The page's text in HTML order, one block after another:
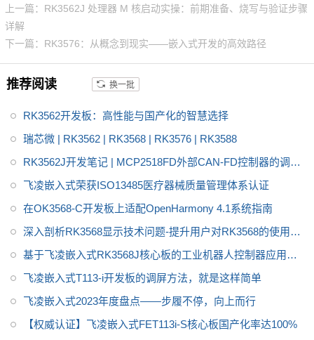
能支撑。飞凌FET3588-C核心板
经过了严苛的环境温度测试和压
力测试，确保在高端应用中能够
的rk3588开发套件充分评估和验
上一篇：RK3562J 处理器 M 核启动实操：前期准备、烧写与验证步骤
详解
下一篇：RK3576：从概念到现实——嵌入式开发的高效路径
推荐阅读 换一批
RK3562开发板：高性能与国产化的智慧选择
瑞芯微 | RK3562 | RK3568 | RK3576 | RK3588
RK3562J开发笔记 | MCP2518FD外部CAN-FD控制器的调试
方法
飞凌嵌入式荣获ISO13485医疗器械质量管理体系认证
在OK3568-C开发板上适配OpenHarmony 4.1系统指南
深入剖析RK3568显示技术问题-提升用户对RK3568的使用体
验
基于飞凌嵌入式RK3568J核心板的工业机器人控制器应用方
案
飞凌嵌入式T113-i开发板的调屏方法，就是这样简单
飞凌嵌入式2023年度盘点——步履不停，向上而行
【权威认证】飞凌嵌入式FET113i-S核心板国产化率达100%